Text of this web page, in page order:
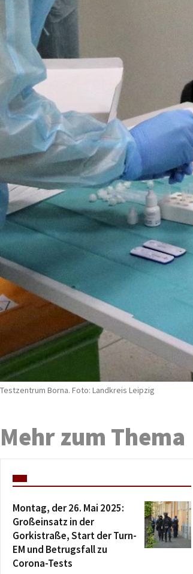
Testzentrum Borna. Foto: Landkreis Leipzig
Mehr zum Thema
Montag, der 26. Mai 2025:
Großeinsatz in der
Gorkistraße, Start der Turn-
EM und Betrugsfall zu
Corona-Tests